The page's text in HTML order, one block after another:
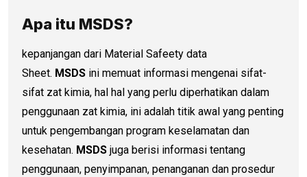
Apa itu MSDS?
kepanjangan dari Material Safeety data
Sheet. MSDS ini memuat informasi mengenai sifat-
sifat zat kimia, hal hal yang perlu diperhatikan dalam
penggunaan zat kimia, ini adalah titik awal yang penting
untuk pengembangan program keselamatan dan
kesehatan. MSDS juga berisi informasi tentang
penggunaan, penyimpanan, penanganan dan prosedur